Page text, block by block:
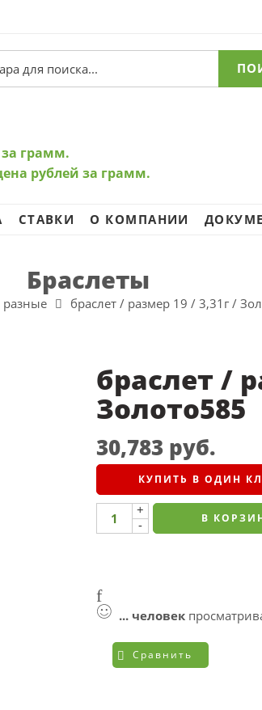
грамм.
рублей за грамм.
СТАВКИ О КОМПАНИИ
Браслеты
разные браслет / размер 19 / 3,31г /
браслет /
Золото585
30,783 руб.
КУПИТЬ В ОДИН
+
-
В
... человек
Сравнить